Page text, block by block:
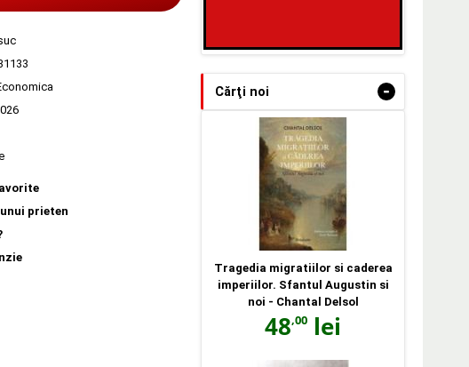
prieten
Cărţi noi -
Tragedia migratiilor si caderea
imperiilor. Sfantul Augustin si
noi - Chantal Delsol
48,00 lei